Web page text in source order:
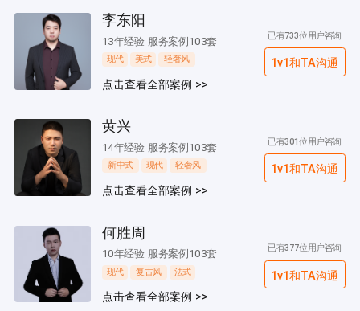
李东阳
13年经验 服务案例103套
现代 美式 轻奢风
点击查看全部案例 >>
已有733位用户咨询
1v1和TA沟通
黄兴
14年经验 服务案例103套
新中式 现代 轻奢风
点击查看全部案例 >>
已有301位用户咨询
1v1和TA沟通
何胜周
10年经验 服务案例103套
现代 复古风 法式
点击查看全部案例 >>
已有377位用户咨询
1v1和TA沟通